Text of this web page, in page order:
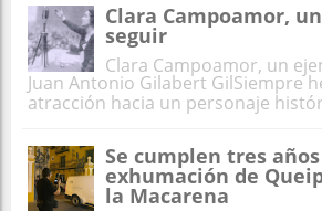
Clara Campoamor,
seguir
Clara Campoamor, un
Juan Antonio Gilabert GilSiempre
atracción hacia un personaje
Se cumplen tres
exhumación de
la Macarena